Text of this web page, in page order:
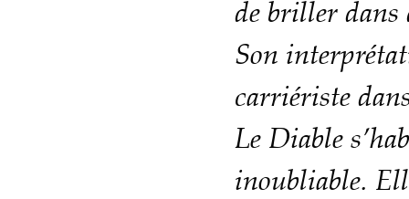
de briller dans
Son
carriériste
Le Diable
inoubliable.